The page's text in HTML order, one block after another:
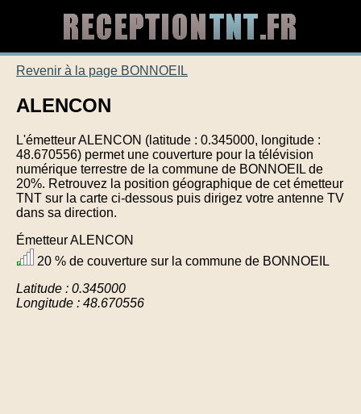
Revenir à la page BONNOEIL
ALENCON
L'émetteur ALENCON (latitude : 0.345000, longitude :
48.670556) permet une couverture pour la télévision
numérique terrestre de la commune de BONNOEIL de
20%. Retrouvez la position géographique de cet émetteur
TNT sur la carte ci-dessous puis dirigez votre antenne TV
dans sa direction.
Émetteur ALENCON
20 % de couverture sur la commune de BONNOEIL
Latitude : 0.345000
Longitude : 48.670556